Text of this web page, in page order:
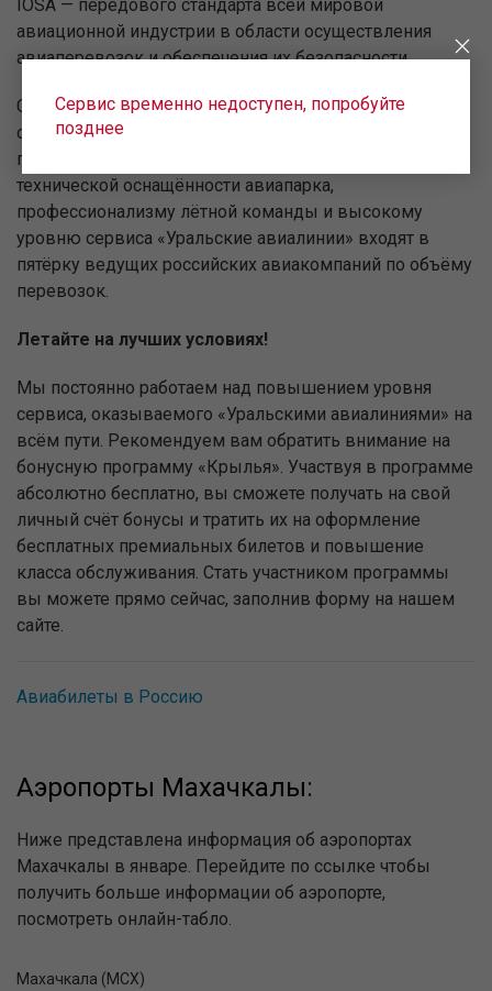
IOSA — передового стандарта всей мировой
авиационной индустрии в области осуществления
авиаперевозок и обеспечения их безопасности.
Сегодня наша авиационно-техническая база является
одной из самых профессиональных среди российской
гражданской авиации. Благодаря высокой
технической оснащённости авиапарка,
профессионализму лётной команды и высокому
уровню сервиса «Уральские авиалинии» входят в
пятёрку ведущих российских авиакомпаний по объёму
перевозок.
Летайте на лучших условиях!
Мы постоянно работаем над повышением уровня
сервиса, оказываемого «Уральскими авиалиниями» на
всём пути. Рекомендуем вам обратить внимание на
бонусную программу «Крылья». Участвуя в программе
абсолютно бесплатно, вы сможете получать на свой
личный счёт бонусы и тратить их на оформление
бесплатных премиальных билетов и повышение
класса обслуживания. Стать участником программы
вы можете прямо сейчас, заполнив форму на нашем
сайте.
Авиабилеты в Россию
Аэропорты Махачкалы:
Ниже представлена информация об аэропортах
Махачкалы в январе. Перейдите по ссылке чтобы
получить больше информации об аэропорте,
посмотреть онлайн-табло.
Махачкала (MCX)
Сервис временно недоступен, попробуйте
позднее